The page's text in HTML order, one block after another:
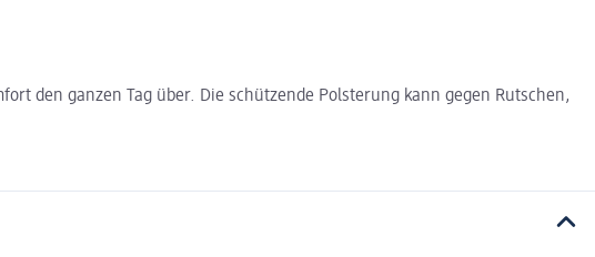
den ganzen Tag über. Die schützende Polsterung kann gegen Rutschen,